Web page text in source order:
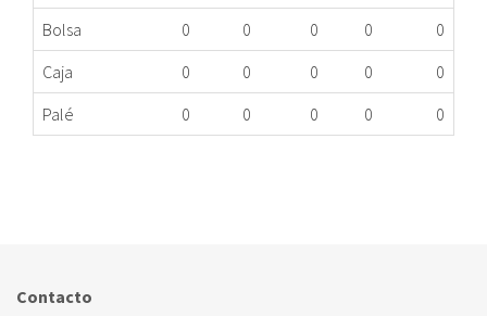
Bolsa
0 0 0 0
0
Caja
0 0 0 0
0
Palé
0 0 0 0 0
Contacto